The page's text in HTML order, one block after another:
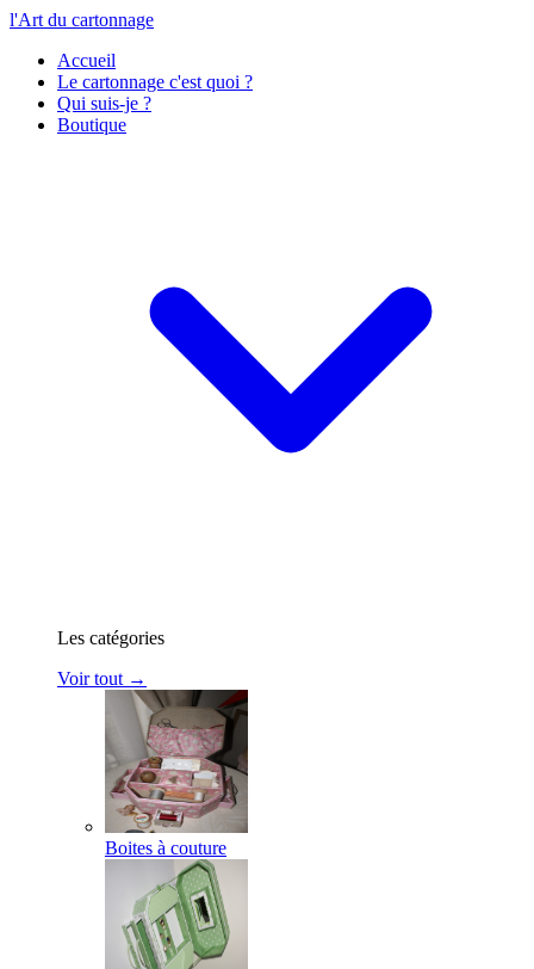
l'Art du cartonnage
Accueil
Le cartonnage c'est quoi ?
Qui suis-je ?
Boutique
Les catégories
Voir tout →
Boites à couture